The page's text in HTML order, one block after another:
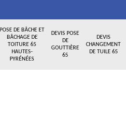
POSE DE BÂCHE ET
BÂCHAGE DE
TOITURE 65
HAUTES-
PYRÉNÉES
DEVIS POSE
DE
GOUTTIÈRE
65
DEVIS
CHANGEMENT
DE TUILE 65